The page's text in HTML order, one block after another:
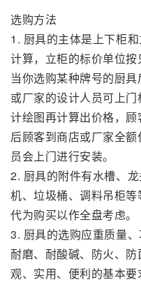
选购方法
1. 厨具的主体是上下柜
计算，立柜的标价单位按
当你选购某种牌号的厨
或厂家的设计人员可上
计绘图再计算出价格，
后顾客到商店或厂家全
员会上门进行安装。
2. 厨具的附件有水槽、
机、垃圾桶、调料吊柜
代为购买以作全盘考虑。
3. 厨具的选购应重质量
耐磨、耐酸碱、防火、
观、实用、便利的基本要